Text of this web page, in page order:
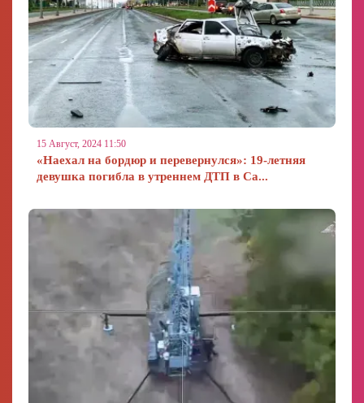
15 Август, 2024 11:50
«Наехал на бордюр и перевернулся»: 19-летняя
девушка погибла в утреннем ДТП в Са...